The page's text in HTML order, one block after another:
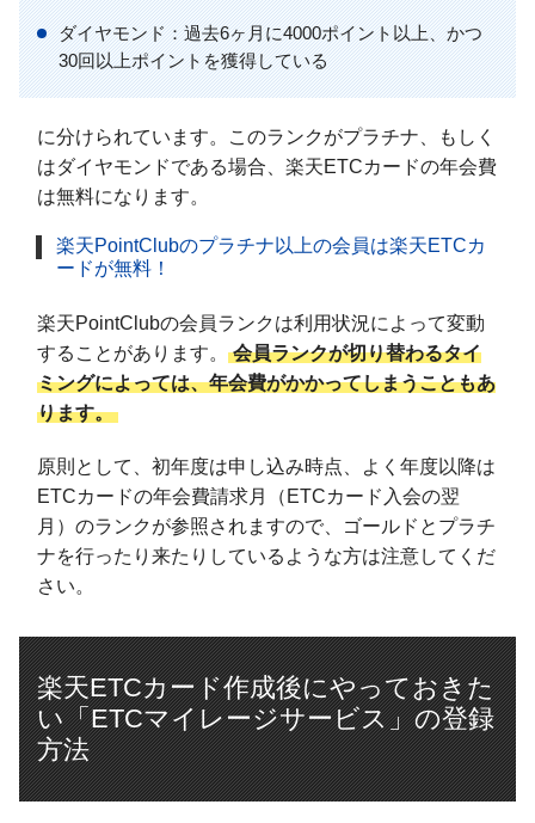
ダイヤモンド：過去6ヶ月に4000ポイント以上、かつ
30回以上ポイントを獲得している
に分けられています。このランクがプラチナ、もしく
はダイヤモンドである場合、楽天ETCカードの年会費
は無料になります。
楽天PointClubのプラチナ以上の会員は楽天ETCカ
ードが無料！
楽天PointClubの会員ランクは利用状況によって変動
することがあります。 会員ランクが切り替わるタイ
ミングによっては、年会費がかかってしまうこともあ
ります。
原則として、初年度は申し込み時点、よく年度以降は
ETCカードの年会費請求月（ETCカード入会の翌
月）のランクが参照されますので、ゴールドとプラチ
ナを行ったり来たりしているような方は注意してくだ
さい。
楽天ETCカード作成後にやっておきた
い「ETCマイレージサービス」の登録
方法